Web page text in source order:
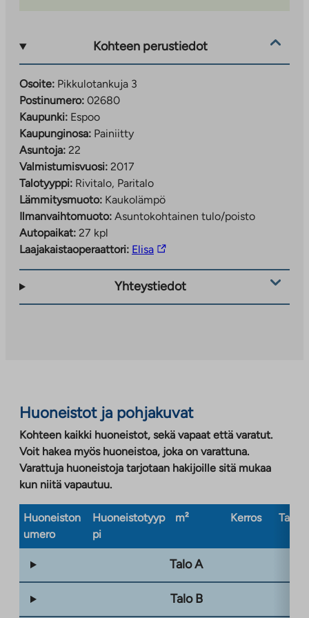
Kohteen perustiedot
Osoite: Pikkulotankuja 3
Postinumero: 02680
Kaupunki: Espoo
Kaupunginosa: Painiitty
Asuntoja: 22
Valmistumisvuosi: 2017
Talotyyppi: Rivitalo, Paritalo
Lämmitysmuoto: Kaukolämpö
Ilmanvaihtomuoto: Asuntokohtainen tulo/poisto
Autopaikat: 27 kpl
Laajakaistaoperaattori: ElisaLinkki
ulkopuoliseen
Yhteystiedot
Huoneistot ja pohjakuvat
Kohteen kaikki huoneistot, sekä vapaat että varatut.
Voit hakea myös huoneistoa, joka on varattuna.
Varattuja huoneistoja tarjotaan hakijoille sitä mukaa
kun niitä vapautuu.
Huoneiston
umero
Huoneistotyyp
pi
m² Kerros
Talo A
Talo B